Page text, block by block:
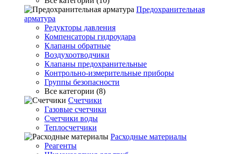
Предохранительная
арматура
Редукторы давления
Компенсаторы гидроудара
Клапаны обратные
Воздухоотводчики
Клапаны предохранительные
Контрольно-измерительные приборы
Группы безопасности
Все категории (8)
Счетчики
Газовые счетчики
Счетчики воды
Теплосчетчики
Расходные материалы
Реагенты